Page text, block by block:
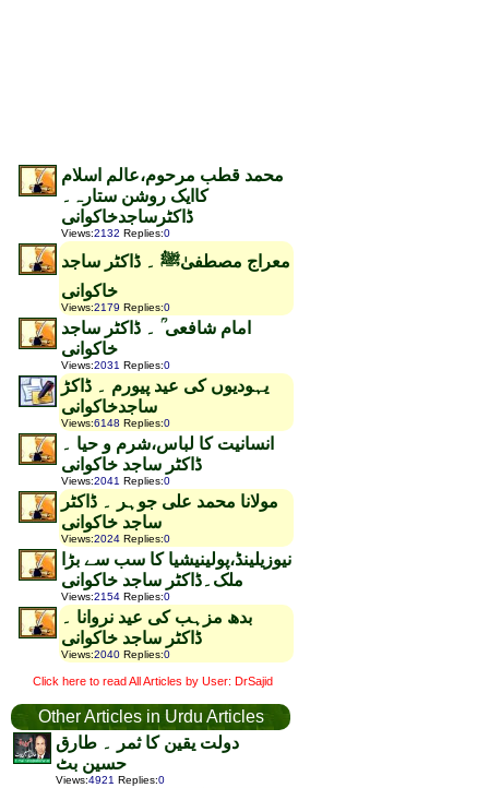
محمد قطب مرحوم،عالم اسلام
کاایک روشن ستارہ۔
ڈاکٹرساجدخاکوانی
Views:2132 Replies:0
معراج مصطفیٰﷺ ۔ ڈاکٹر ساجد
خاکوانی
Views:2179 Replies:0
امام شافعی ؒ ۔ ڈاکٹر ساجد
خاکوانی
Views:2031 Replies:0
یہودیوں کی عید پیورم ۔ ڈاکڑ
ساجدخاکوانی
Views:6148 Replies:0
انسانیت کا لباس،شرم و حیا ۔
ڈاکٹر ساجد خاکوانی
Views:2041 Replies:0
مولانا محمد علی جوہر ۔ ڈاکٹر
ساجد خاکوانی
Views:2024 Replies:0
نیوزیلینڈ،پولینیشیا کا سب سے بڑا
ملک۔ڈاکٹر ساجد خاکوانی
Views:2154 Replies:0
بدھ مزہب کی عید نروانا ۔
ڈاکٹر ساجد خاکوانی
Views:2040 Replies:0
Click here to read All Articles by User: DrSajid
Other Articles in Urdu Articles
دولت یقین کا ثمر ۔ طارق
حسین بٹ
Views:4921 Replies:0